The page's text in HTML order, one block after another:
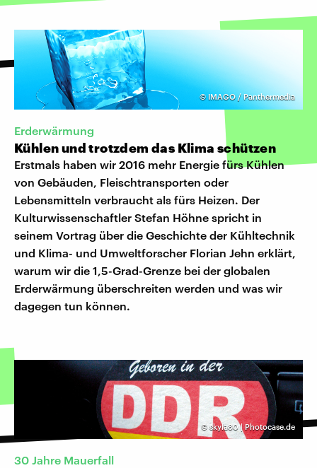
© IMAGO / Panthermedia
Erderwärmung
Kühlen und trotzdem das Klima schützen
Erstmals haben wir 2016 mehr Energie fürs Kühlen
von Gebäuden, Fleischtransporten oder
Lebensmitteln verbraucht als fürs Heizen. Der
Kulturwissenschaftler Stefan Höhne spricht in
seinem Vortrag über die Geschichte der Kühltechnik
und Klima- und Umweltforscher Florian Jehn erklärt,
warum wir die 1,5-Grad-Grenze bei der globalen
Erderwärmung überschreiten werden und was wir
dagegen tun können.
© skyla80 | Photocase.de
30 Jahre Mauerfall